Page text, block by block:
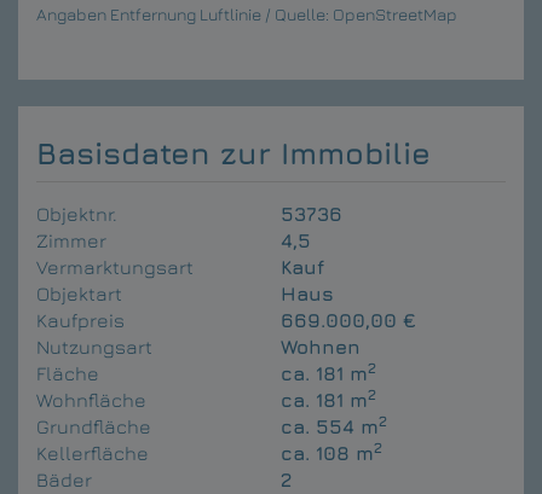
Angaben Entfernung Luftlinie / Quelle: OpenStreetMap
Basisdaten zur Immobilie
Objektnr.
53736
Zimmer
4,5
Vermarktungsart
Kauf
Objektart
Haus
Kaufpreis
669.000,00 €
Nutzungsart
Wohnen
Fläche
ca. 181 m2
Wohnfläche ca. 181 m2
Grundfläche ca. 554 m2
Kellerfläche ca. 108 m2
Bäder
2